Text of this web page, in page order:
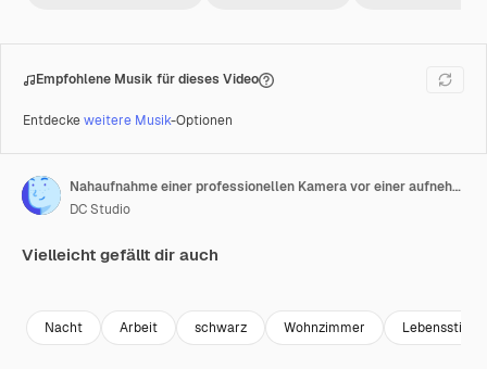
Empfohlene Musik für dieses Video
Entdeckeweitere Musik-Optionen
Nahaufnahme einer professionellen Kamera vor einer aufnehmenden DSLR.
DC Studio
Vielleicht gefällt dir auch
Nacht Arbeit schwarz Wohnzimmer Lebensstil